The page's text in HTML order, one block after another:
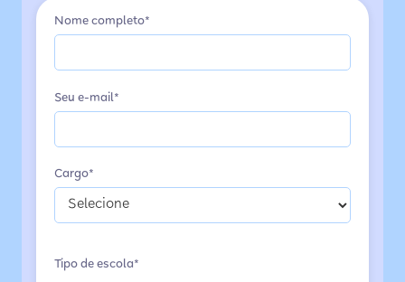
Nome completo*
Seu e-mail*
Cargo*
Tipo de escola*